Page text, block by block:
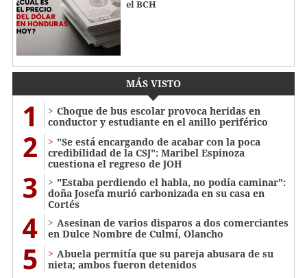
el BCH
MÁS VISTO
1
Choque de bus escolar provoca heridas en
conductor y estudiante en el anillo periférico
2
"Se está encargando de acabar con la poca
credibilidad de la CSJ": Maribel Espinoza
cuestiona el regreso de JOH
3
"Estaba perdiendo el habla, no podía caminar":
doña Josefa murió carbonizada en su casa en
Cortés
4
Asesinan de varios disparos a dos comerciantes
en Dulce Nombre de Culmí, Olancho
5
Abuela permitía que su pareja abusara de su
nieta; ambos fueron detenidos